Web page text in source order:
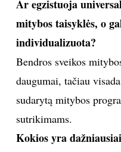
Kokybė. Pacientai
per dieną reikėtų
atsakau, kad limito
kiek norima.
griežtų porcijų, gramų,
subalansuotą maistą
valgydamas
maistą pajauti, kada jau